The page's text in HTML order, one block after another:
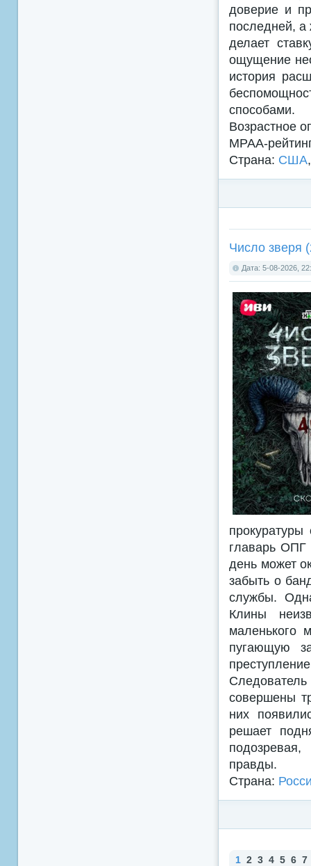
доверие и
последней, а
делает
ощущение
история
способами.
Возрастное
MPAA-
Страна: США
Число зверя
Дата: 5-08-2026,
главарь ОПГ
день может
забыть о
службы.
Клины
маленького
пугающую
совершены
них
решает
правды.
Страна:
1 2 3 4 5 6 7